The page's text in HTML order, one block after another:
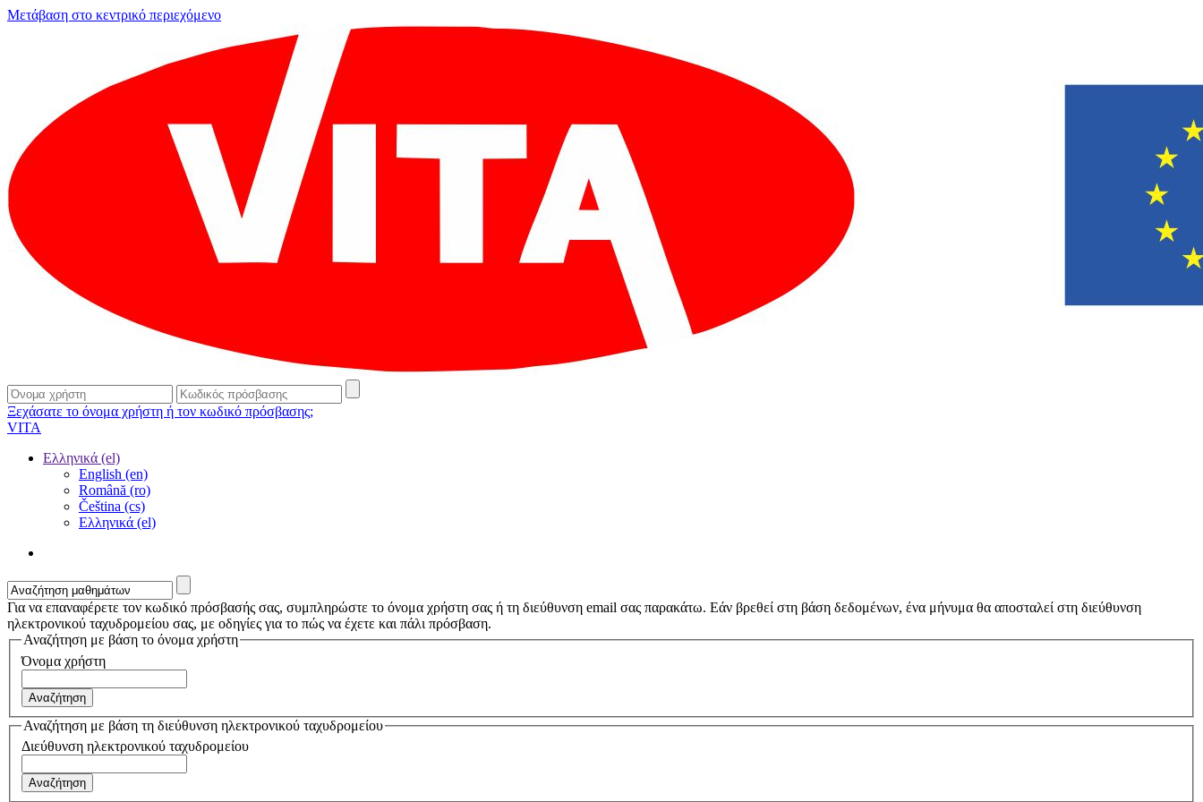
Μετάβαση στο κεντρικό περιεχόμενο
Ξεχάσατε το όνομα χρήστη ή τον κωδικό πρόσβασης;
VITA
Ελληνικά ‎(el)‎
English ‎(en)‎
Română ‎(ro)‎
Čeština ‎(cs)‎
Ελληνικά ‎(el)‎
Για να επαναφέρετε τον κωδικό πρόσβασής σας, συμπληρώστε το όνομα χρήστη σας ή τη διεύθυνση email σας παρακάτω. Εάν βρεθεί στη βάση δεδομένων, ένα μήνυμα θα αποσταλεί στη διεύθυνση
ηλεκτρονικού ταχυδρομείου σας, με οδηγίες για το πώς να έχετε και πάλι πρόσβαση.
Αναζήτηση με βάση τo όνομα χρήστη
Όνομα χρήστη
Αναζήτηση με βάση τη διεύθυνση ηλεκτρονικού ταχυδρομείου
Διεύθυνση ηλεκτρονικού ταχυδρομείου